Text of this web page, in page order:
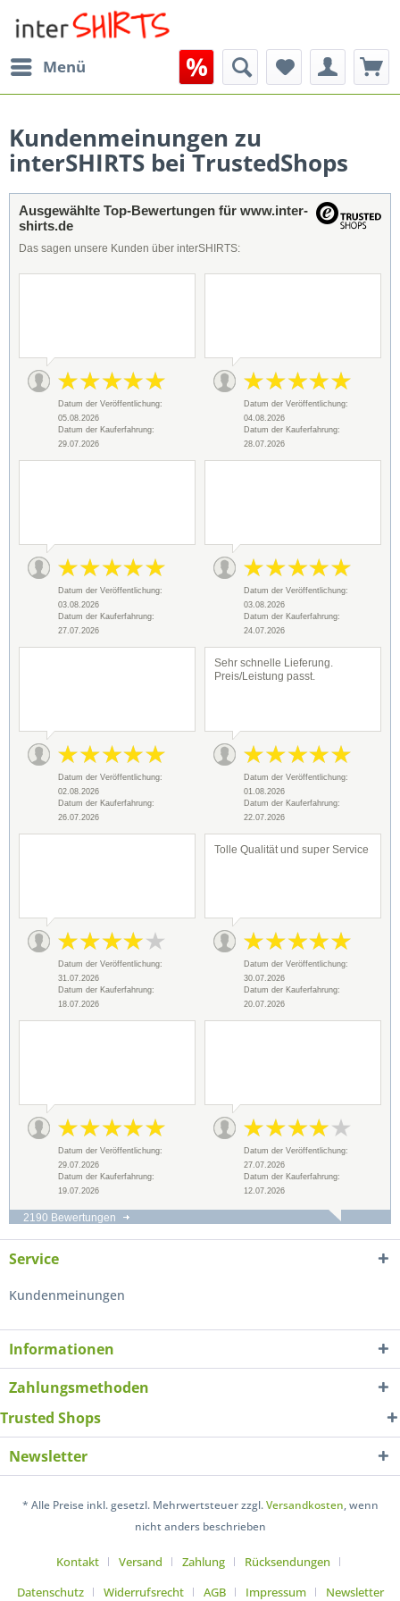
Menü
Kundenmeinungen zu
interSHIRTS bei TrustedShops
Ausgewählte Top-Bewertungen für www.inter-
shirts.de
Das sagen unsere Kunden über interSHIRTS:
Datum der Veröffentlichung:
05.08.2026
Datum der Kauferfahrung:
29.07.2026
Datum der Veröffentlichung:
04.08.2026
Datum der Kauferfahrung:
28.07.2026
Datum der Veröffentlichung:
03.08.2026
Datum der Kauferfahrung:
27.07.2026
Datum der Veröffentlichung:
03.08.2026
Datum der Kauferfahrung:
24.07.2026
Datum der Veröffentlichung:
02.08.2026
Datum der Kauferfahrung:
26.07.2026
Sehr schnelle Lieferung.
Preis/Leistung passt.
Datum der Veröffentlichung:
01.08.2026
Datum der Kauferfahrung:
22.07.2026
Datum der Veröffentlichung:
31.07.2026
Datum der Kauferfahrung:
18.07.2026
Tolle Qualität und super Service
Datum der Veröffentlichung:
30.07.2026
Datum der Kauferfahrung:
20.07.2026
Datum der Veröffentlichung:
29.07.2026
Datum der Kauferfahrung:
19.07.2026
Datum der Veröffentlichung:
27.07.2026
Datum der Kauferfahrung:
12.07.2026
2190 Bewertungen
Service
Kundenmeinungen
Informationen
Zahlungsmethoden
Trusted Shops
Newsletter
* Alle Preise inkl. gesetzl. Mehrwertsteuer zzgl.Versandkosten, wenn
nicht anders beschrieben
Kontakt Versand Zahlung
Rücksendungen
Datenschutz
Widerrufsrecht AGB Impressum Newsletter